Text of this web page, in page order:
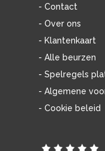
- Contact
- Over ons
- Klantenkaart
- Alle beurzen
- Spelregels
- Algemene
- Cookie beleid